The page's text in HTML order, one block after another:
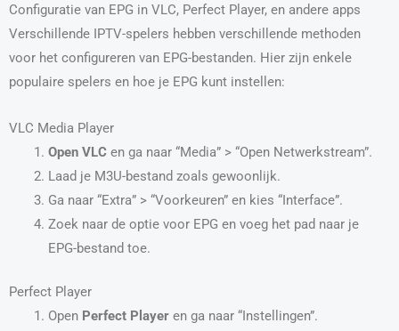
Configuratie van EPG in VLC, Perfect Player, en andere apps
Verschillende IPTV-spelers hebben verschillende methoden
voor het configureren van EPG-bestanden. Hier zijn enkele
populaire spelers en hoe je EPG kunt instellen:
VLC Media Player
Open VLCen ga naar “Media” > “Open Netwerkstream”.
Laad je M3U-bestand zoals gewoonlijk.
Ga naar “Extra” > “Voorkeuren” en kies “Interface”.
Zoek naar de optie voor EPG en voeg het pad naar je
EPG-bestand toe.
Perfect Player
Open Perfect Playeren ga naar “Instellingen”.